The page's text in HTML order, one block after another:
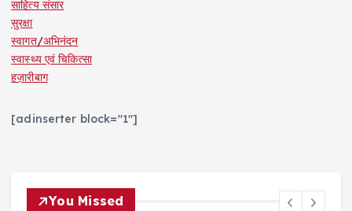
साहित्य संसार
सुरक्षा
स्वागत/अभिनंदन
स्वास्थ्य एवं चिकित्सा
हज़ारीबाग
[adinserter block="1"]
You Missed